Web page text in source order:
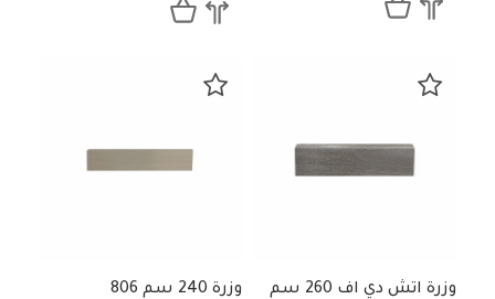
وزرة اتش دي اف 260 سم
وزرة 240 سم 806